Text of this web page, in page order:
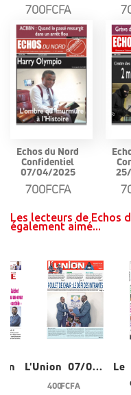
700FCFA
Echos du Nord
Confidentiel
07/04/2025
700FCFA
Les lecteurs de Echos
également aimé...
L'Union 07/0...
400 FCFA
Le